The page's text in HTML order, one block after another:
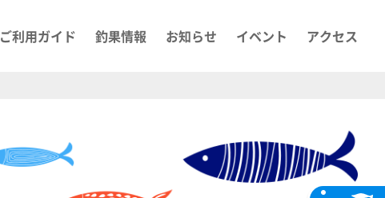
ご利用ガイド 釣果情報 お知らせ イベント アクセス